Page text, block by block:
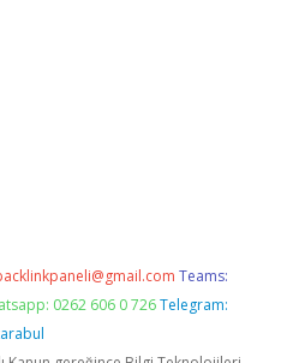
Teams:
0262 606 0 726 Telegram: